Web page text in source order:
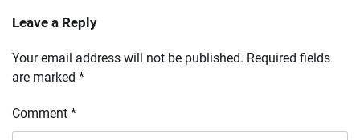
Leave a Reply
Your email address will not be published. Required fields
are marked *
Comment *